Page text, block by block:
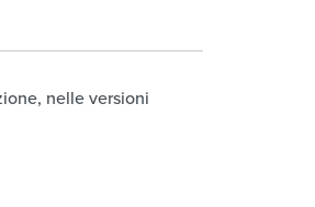
nelle versioni